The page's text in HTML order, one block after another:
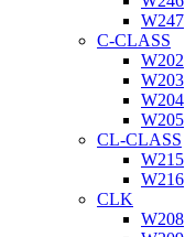
W247
C-CLASS
W202
W203
W204
W205
CL-CLASS
W215
W216
CLK
W208